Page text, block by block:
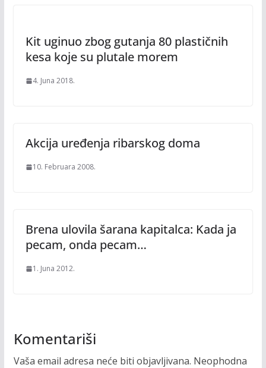
Kit uginuo zbog gutanja 80 plastičnih
kesa koje su plutale morem
4. Juna 2018.
Akcija uređenja ribarskog doma
10. Februara 2008.
Brena ulovila šarana kapitalca: Kada ja
pecam, onda pecam…
1. Juna 2012.
Komentariši
Vaša email adresa neće biti objavljivana. Neophodna